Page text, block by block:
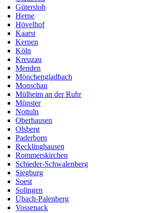
Gütersloh
Herne
Hövelhof
Kaarst
Kerpen
Köln
Kreuzau
Menden
Mönchengladbach
Monschau
Mülheim an der Ruhr
Münster
Nottuln
Oberhausen
Olsberg
Paderborn
Recklinghausen
Rommerskirchen
Schieder-Schwalenberg
Siegburg
Soest
Solingen
Übach-Palenberg
Vossenack